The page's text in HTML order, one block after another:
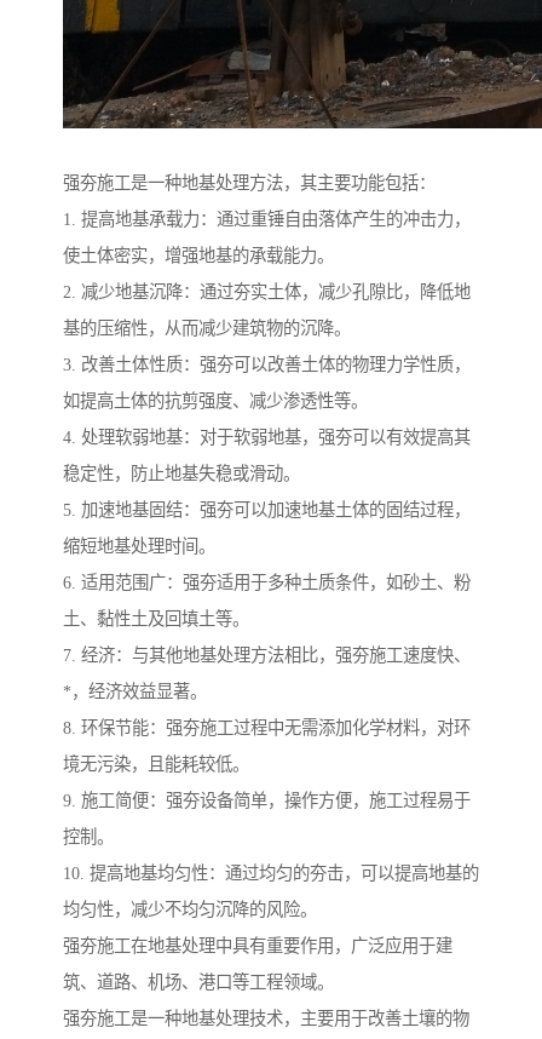
强夯施工是一种地基处理方法，其主要功能包括：
1. 提高地基承载力：通过重锤自由落体产生的冲击力，
使土体密实，增强地基的承载能力。
2. 减少地基沉降：通过夯实土体，减少孔隙比，降低地
基的压缩性，从而减少建筑物的沉降。
3. 改善土体性质：强夯可以改善土体的物理力学性质，
如提高土体的抗剪强度、减少渗透性等。
4. 处理软弱地基：对于软弱地基，强夯可以有效提高其
稳定性，防止地基失稳或滑动。
5. 加速地基固结：强夯可以加速地基土体的固结过程，
缩短地基处理时间。
6. 适用范围广：强夯适用于多种土质条件，如砂土、粉
土、黏性土及回填土等。
7. 经济：与其他地基处理方法相比，强夯施工速度快、
*，经济效益显著。
8. 环保节能：强夯施工过程中无需添加化学材料，对环
境无污染，且能耗较低。
9. 施工简便：强夯设备简单，操作方便，施工过程易于
控制。
10. 提高地基均匀性：通过均匀的夯击，可以提高地基的
均匀性，减少不均匀沉降的风险。
强夯施工在地基处理中具有重要作用，广泛应用于建
筑、道路、机场、港口等工程领域。
强夯施工是一种地基处理技术，主要用于改善土壤的物